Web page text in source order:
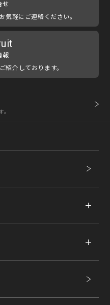
せ
気軽にご連絡ください。
報
紹介しております。